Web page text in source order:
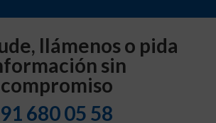
llámenos o pida
sin
compromiso
91 680 05 58